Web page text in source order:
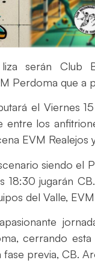
serán Club
Perdoma que a
el Viernes
entre los
EVM Realejos
siendo el
jugarán
del Valle,
cerrando
previa, CB.